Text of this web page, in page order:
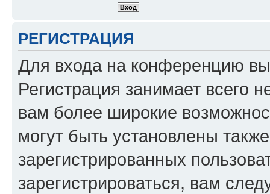
РЕГИСТРАЦИЯ
Для входа на конференцию
Регистрация занимает всего
вам более широкие
могут быть установлены
зарегистрированных
зарегистрироваться, вам